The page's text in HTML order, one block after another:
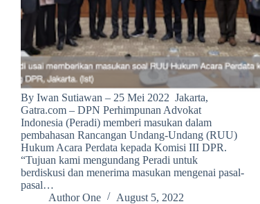
By Iwan Sutiawan – 25 Mei 2022 Jakarta,
Gatra.com – DPN Perhimpunan Advokat
Indonesia (Peradi) memberi masukan dalam
pembahasan Rancangan Undang-Undang (RUU)
Hukum Acara Perdata kepada Komisi III DPR.
“Tujuan kami mengundang Peradi untuk
berdiskusi dan menerima masukan mengenai pasal-
pasal…
Author One
August 5, 2022